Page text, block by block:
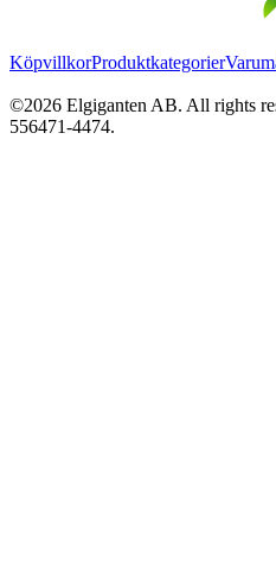
KöpvillkorProduktkategorier
©2026 Elgiganten AB. All rights
556471-4474.